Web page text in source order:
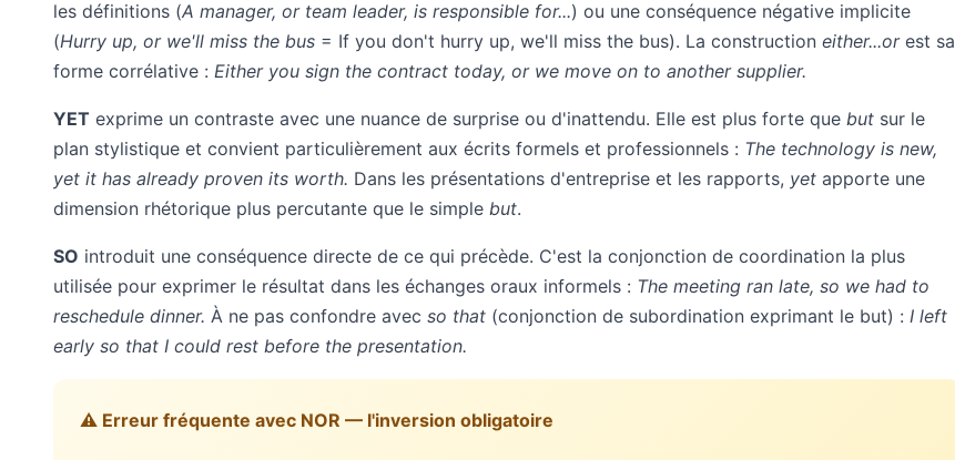
les définitions (A manager, or team leader, is responsible for...) ou une conséquence négative implicite
(Hurry up, or we'll miss the bus = If you don't hurry up, we'll miss the bus). La construction either...orest sa
forme corrélative : Either you sign the contract today, or we move on to another supplier.
YET exprime un contraste avec une nuance de surprise ou d'inattendu. Elle est plus forte que but sur le
plan stylistique et convient particulièrement aux écrits formels et professionnels : The technology is new,
yet it has already proven its worth. Dans les présentations d'entreprise et les rapports, yet apporte une
dimension rhétorique plus percutante que le simple but.
SO introduit une conséquence directe de ce qui précède. C'est la conjonction de coordination la plus
utilisée pour exprimer le résultat dans les échanges oraux informels : The meeting ran late, so we had to
reschedule dinner. À ne pas confondre avec so that (conjonction de subordination exprimant le but) : I left
early so that I could rest before the presentation.
⚠️ Erreur fréquente avec NOR — l'inversion obligatoire